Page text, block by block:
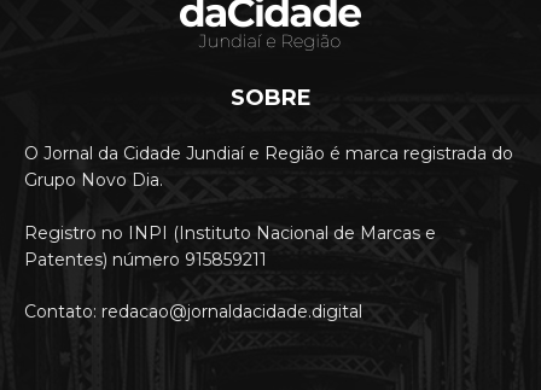
SOBRE
O Jornal da Cidade Jundiaí e Região é marca registrada do
Grupo Novo Dia.
Registro no INPI (Instituto Nacional de Marcas e
Patentes) número 915859211
Contato: redacao@jornaldacidade.digital